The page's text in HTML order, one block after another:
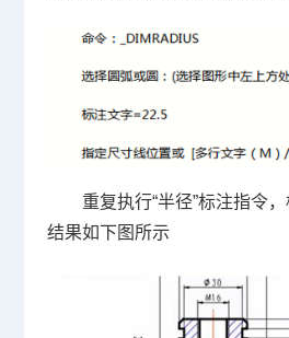
重复执行“半径”标注指令
结果如下图所示